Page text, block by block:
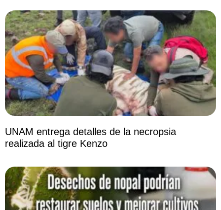
UNAM entrega detalles de la necropsia
realizada al tigre Kenzo